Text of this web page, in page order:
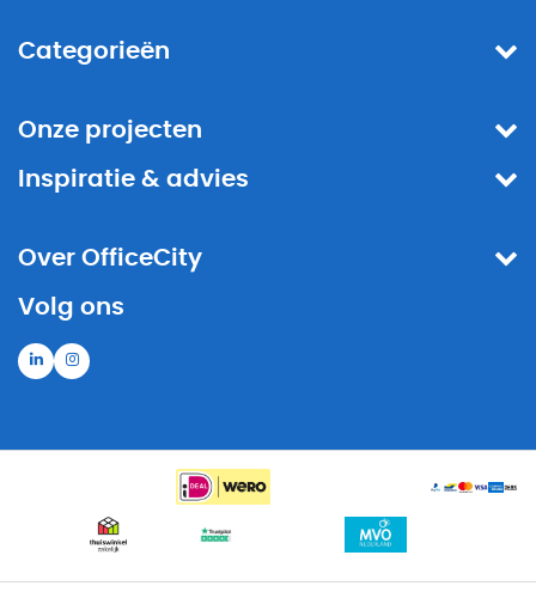
Categorieën
Onze projecten
Inspiratie & advies
Over OfficeCity
Volg ons